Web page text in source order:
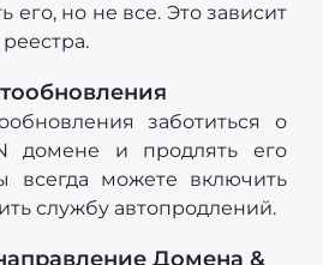
его, но не все. Это зависит
заботиться о
домене и продлять его
всегда можете включить
службу автопродлений.
Домена &